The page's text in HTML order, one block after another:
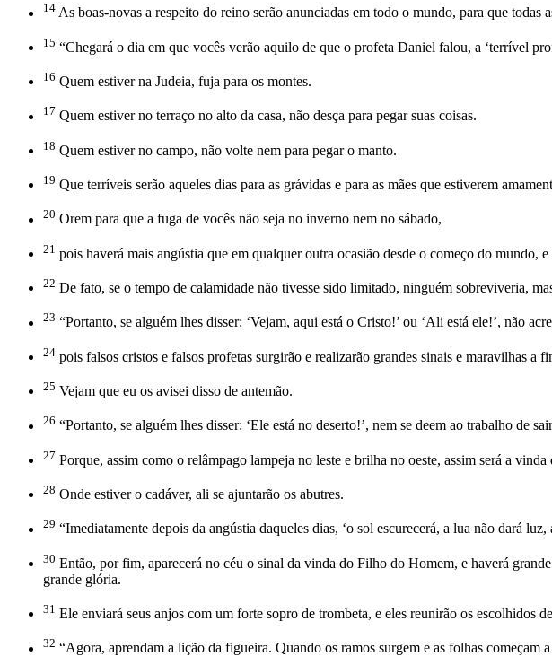
14 As boas-novas a respeito do reino serão anunciadas em todo o mundo, para que todas
15 “Chegará o dia em que vocês verão aquilo de que o profeta Daniel falou, a ‘terrível
16 Quem estiver na Judeia, fuja para os montes.
17 Quem estiver no terraço no alto da casa, não desça para pegar suas coisas.
18 Quem estiver no campo, não volte nem para pegar o manto.
19 Que terríveis serão aqueles dias para as grávidas e para as mães que estiverem
20 Orem para que a fuga de vocês não seja no inverno nem no sábado,
21 pois haverá mais angústia que em qualquer outra ocasião desde o começo do mundo,
22 De fato, se o tempo de calamidade não tivesse sido limitado, ninguém sobreviveria,
23 “Portanto, se alguém lhes disser: ‘Vejam, aqui está o Cristo!’ ou ‘Ali está ele!’, não
24 pois falsos cristos e falsos profetas surgirão e realizarão grandes sinais e maravilhas a
25 Vejam que eu os avisei disso de antemão.
26 “Portanto, se alguém lhes disser: ‘Ele está no deserto!’, nem se deem ao trabalho de
27 Porque, assim como o relâmpago lampeja no leste e brilha no oeste, assim será a
28 Onde estiver o cadáver, ali se ajuntarão os abutres.
29 “Imediatamente depois da angústia daqueles dias, ‘o sol escurecerá, a lua não dará
30 Então, por fim, aparecerá no céu o sinal da vinda do Filho do Homem, e haverá
grande glória.
31 Ele enviará seus anjos com um forte sopro de trombeta, e eles reunirão os escolhidos
32 “Agora, aprendam a lição da figueira. Quando os ramos surgem e as folhas começam